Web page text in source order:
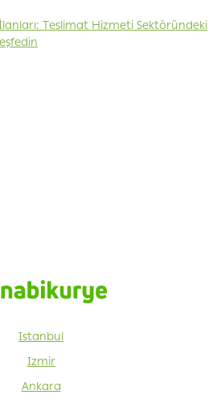
İlanları: Teslimat Hizmeti Sektöründeki
Istanbul
Izmir
Ankara